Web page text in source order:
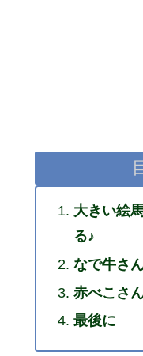
大きい絵
る♪
なで牛さ
赤べこさ
最後に